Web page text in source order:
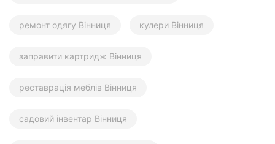
ремонт одягу Вінниця кулери Вінниця
заправити картридж Вінниця
реставрація меблів Вінниця
садовий інвентар Вінниця